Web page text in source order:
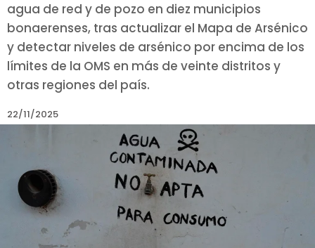
agua de red y de pozo en diez municipios
bonaerenses, tras actualizar el Mapa de Arsénico
y detectar niveles de arsénico por encima de los
límites de la OMS en más de veinte distritos y
otras regiones del país.
22/11/2025